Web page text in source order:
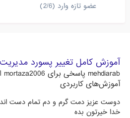
عضو تازه وارد (2/6)
آموزش کامل تغییر پسورد مدیریت
mehdiarab پاسخی برای mortaza2006
آموزش‌های کاربردی
دوست عزیز دمت گرم و دم تمام دست
خدا خیرتون بده